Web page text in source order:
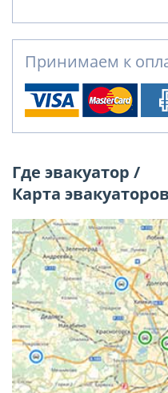
Принимаем к
Где эвакуатор /
Карта эвакуаторов